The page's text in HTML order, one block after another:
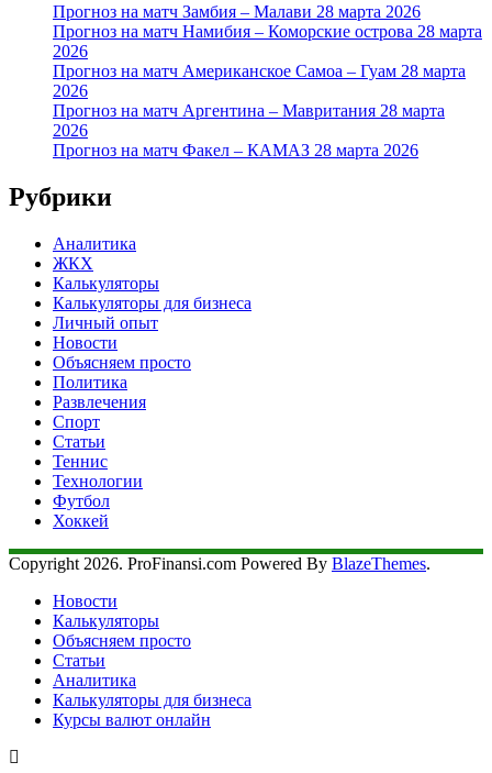
Прогноз на матч Замбия – Малави 28 марта 2026
Прогноз на матч Намибия – Коморские острова 28 марта
2026
Прогноз на матч Американское Самоа – Гуам 28 марта
2026
Прогноз на матч Аргентина – Мавритания 28 марта
2026
Прогноз на матч Факел – КАМАЗ 28 марта 2026
Рубрики
Аналитика
ЖКХ
Калькуляторы
Калькуляторы для бизнеса
Личный опыт
Новости
Объясняем просто
Политика
Развлечения
Спорт
Статьи
Теннис
Технологии
Футбол
Хоккей
Copyright 2026. ProFinansi.com Powered By BlazeThemes.
Новости
Калькуляторы
Объясняем просто
Статьи
Аналитика
Калькуляторы для бизнеса
Курсы валют онлайн